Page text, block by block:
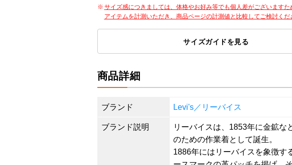
サイズ感につきましては、体格やお好み等でも個人差がございますた
アイテムを計測いただき、商品ページの計測値と比較してご検討くだ
サイズガイドを見る
商品詳細
ブランド Levi's／リーバイス
ブランド説明
リーバイスは、1853年に金鉱な
のための作業着として誕生。
1886年にはリーバイスを象徴す